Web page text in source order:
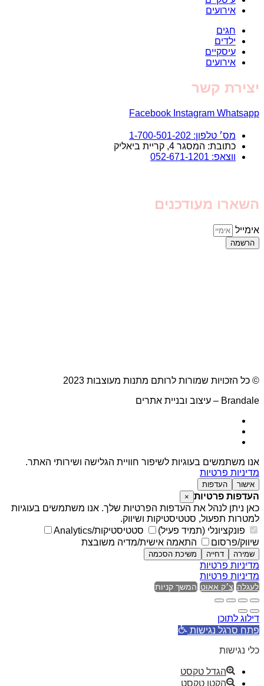
אירועים
חגים
ילדים
עיסקיים
אירועים
יצירת קשר
Facebook Instagram Whatsapp
מס׳ טלפון: 1-700-501-202
כתובת: המסגר 4, קריית ביאליק
ווצאפ: 052-671-1201
השארו מעודכנים
אימייל
הרשמה
© כל הזכויות שמורות לרותם מתנות מעוצבות 2023
Brandale – עיצוב ובניית אתרים
אנו משתמשים בעוגיות לשיפור חוויית הגלישה ושירותי האתר.
מדיניות פרטיות
אישור העדפות
העדפות פרטיות ×
כאן ניתן לנהל את העדפות הפרטיות שלך. אנו משתמשים בעוגיות
למטרות תפעול, סטטיסטיקות ושיווק.
פונקציונלי (תמיד פעיל)
סטטיסטיקות/Analytics
שיווק/פרסום
התאמה אישית/מדיה משובצת
שמירה דחייה משיכת הסכמה
מדיניות פרטיות
מדיניות פרטיות
לעגלה צ׳ק אאוט המשך קניות
דילוג לתוכן
פתח סרגל נגישות
כלי נגישות
הגדל טקסט
הקטן טקסט